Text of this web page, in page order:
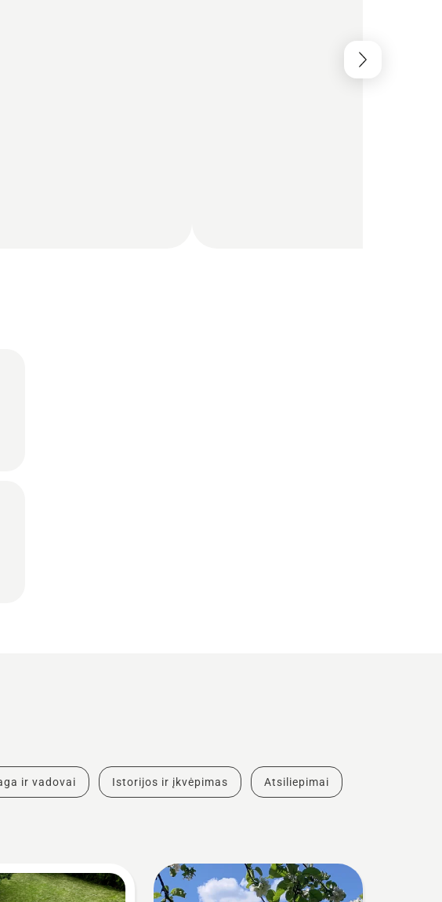
ir vadovai Istorijos ir įkvėpimas Atsiliepimai